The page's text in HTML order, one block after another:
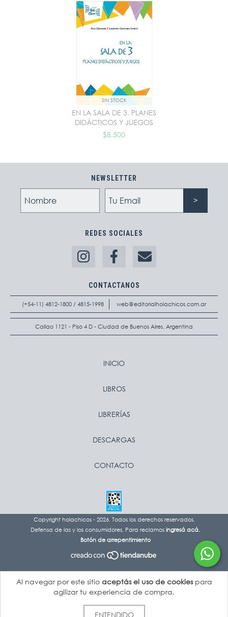
Al navegar por este sitio aceptás el uso de cookiespara
agilizar tu experiencia de compra.
ENTENDIDO
SIN STOCK
EN LA SALA DE 3. PLANES
DIDÁCTICOS Y JUEGOS
$8.500
NEWSLETTER
REDES SOCIALES
CONTACTANOS
(+54-11) 4812-1800 / 4815-1998 web@editorialholachicos.com.ar
Callao 1121 - Piso 4 D - Ciudad de Buenos Aires, Argentina
INICIO
LIBROS
LIBRERÍAS
DESCARGAS
CONTACTO
Copyright holachicos - 2026. Todos los derechos reservados.
Defensa de las y los consumidores. Para reclamosingresá acá.
Botón de arrepentimiento